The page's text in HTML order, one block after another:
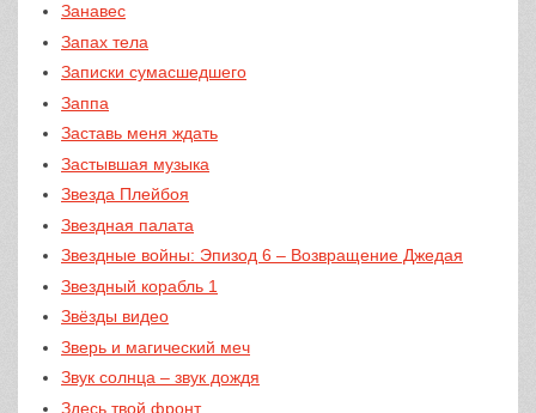
Занавес
Запах тела
Записки сумасшедшего
Заппа
Заставь меня ждать
Застывшая музыка
Звезда Плейбоя
Звездная палата
Звездные войны: Эпизод 6 – Возвращение Джедая
Звездный корабль 1
Звёзды видео
Зверь и магический меч
Звук солнца – звук дождя
Здесь твой фронт